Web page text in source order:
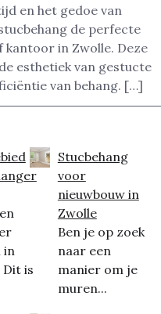
en het gedoe van
de perfecte
in Zwolle. Deze
esthetiek van gestucte
van behang. […]
in
Dit is
Stucbehang
voor
nieuwbouw in
Zwolle
Ben je op zoek
naar een
manier om je
muren...